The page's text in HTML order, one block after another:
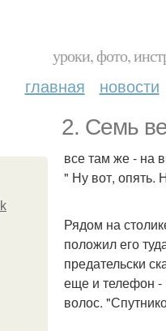
уроки, фото,
главная новости
2. Семь
все там же - на
" Ну вот, опять.
Рядом на
положил его
предательски
еще и телефон -
волос.